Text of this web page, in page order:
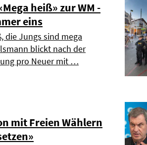
heiß» zur WM -
eins
die Jungs sind mega
blickt nach der
pro Neuer mit …
mit Freien Wählern